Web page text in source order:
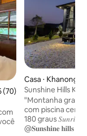
uma avaliação média
(70)
Casa ⋅ Khanong
Sunshine Hills
"Montanha
com piscina
180 graus 𝑆𝑢𝑛𝑟𝑖𝑠𝑒 ＆ 𝑆𝑢𝑛𝑠𝑒𝑡 𝑃𝑜𝑜𝑙 𝑉𝑖𝑙𝑙𝑎
@𝐒𝐮𝐧𝐬𝐡𝐢𝐧𝐞 𝐡𝐢𝐥𝐥𝐬 𝐤𝐡𝐚𝐨 𝐲𝐚𝐢 "